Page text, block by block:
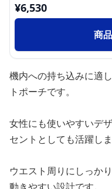
¥6,530
商
機内への持ち込みに適
トポーチです。
女性にも使いやすいデ
セントとしても活躍しま
ウエスト周りにしっか